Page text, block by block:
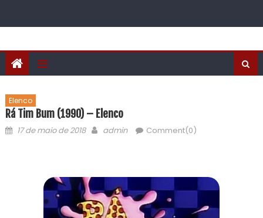
Elenco
Rá Tim Bum (1990) – Elenco
17 de maio de 2018 admin Comment(0)